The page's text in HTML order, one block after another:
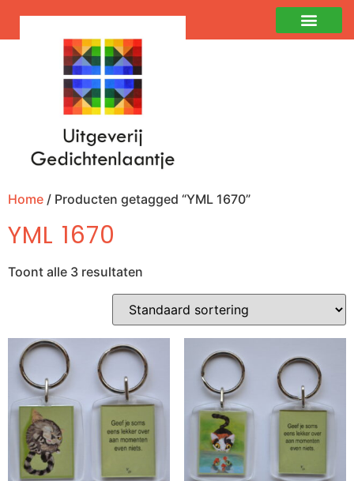
Home / Producten getagged “YML 1670”
YML 1670
Toont alle 3 resultaten